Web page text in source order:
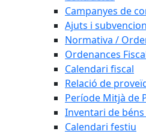
Campanyes de
Ajuts i
Normativa /
Ordenances
Calendari fiscal
Relació de
Període Mitjà de
Inventari de
Calendari festiu